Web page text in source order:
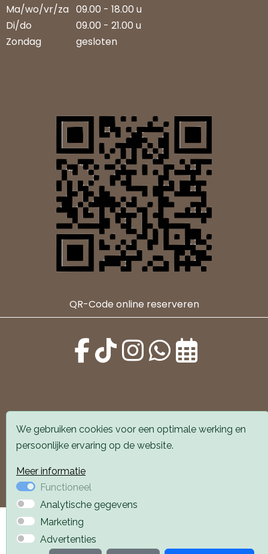
Ma/wo/vr/za 09.00 - 18.00 u
Di/do
09.00 - 21.00 u
Zondag
gesloten
QR-Code online reserveren
Alle locaties zijn goed bereikbaar met auto en
openbaar vervoer. Er is parkeergelegenheid voor de
Privacyverklaring
We gebruiken cookies voor een optimale werking en
persoonlijke ervaring op de website.
Meer informatie
Functioneel
Analytische gegevens
Marketing
Advertenties